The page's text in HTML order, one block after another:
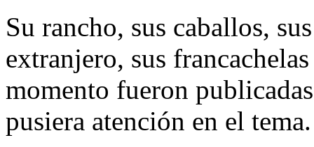
Su rancho, sus caballos,
extranjero, sus
momento fueron
pusiera atención en el tema.